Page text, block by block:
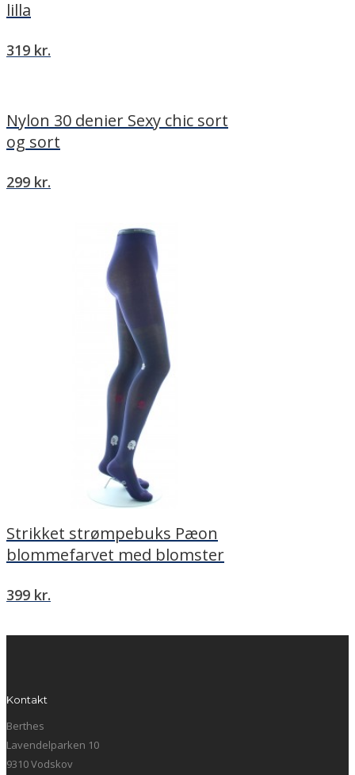
lilla
319 kr.
Nylon 30 denier Sexy chic sort
og sort
299 kr.
Strikket strømpebuks Pæon
blommefarvet med blomster
399 kr.
Kontakt
Berthes
Lavendelparken 10
9310 Vodskov